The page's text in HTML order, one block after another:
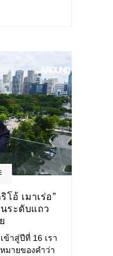
พร้อมพาเรื่อง
อ้ เมาเร่อ”
ระดับแถว
ข้าสู่ปีที่ 16 เรา
มายของคำว่า